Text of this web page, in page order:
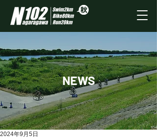
NEWS
2024年9月5日